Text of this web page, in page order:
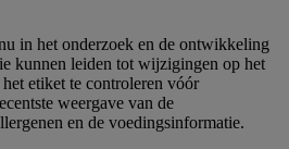
in het onderzoek en de ontwikkeling
kunnen leiden tot wijzigingen op het
etiket te controleren vóór
weergave van de
en de voedingsinformatie.